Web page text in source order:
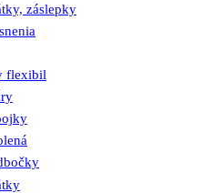
záslepky
flexibil